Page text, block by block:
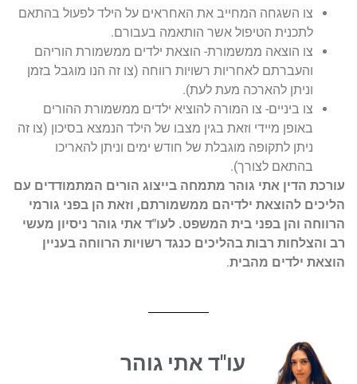
צו השגחה המחייב את האחראים על הילד לפעול בהתאם
לתכנית הטיפול אשר הותאמה בעבורם.
צו הוצאה ממשמורת- הוצאת ילדים ממשמורת הוריהם
והעברתם לאחריות רשויות רווחה (צו זה הנו מוגבל בזמן
וניתן להארכה מעת לעת).
צו ביניים- צו המורה להוציא ילדים ממשמורת ההורים
באופן מיידי וזאת בגין מצבו של הילד הנמצא בסיכון (צו זה
ניתן לתקופה מוגבלת של חודש ימים וניתן להאריכו
בהתאם לצורך).
עורכת הדין אתי גוהר מתמחה בייצוג הורים המתמודדים עם
הליכים להוצאת ילדיהם ממשמורתם, וזאת הן בפני גורמי
הרווחה והן בפני בית המשפט. לעו"ד אתי גוהר ניסיון מעשי
רב והצלחות רבות בהליכים כנגד רשויות הרווחה בעניין
הוצאת ילדים מהבית.
עו"ד אתי גוהר